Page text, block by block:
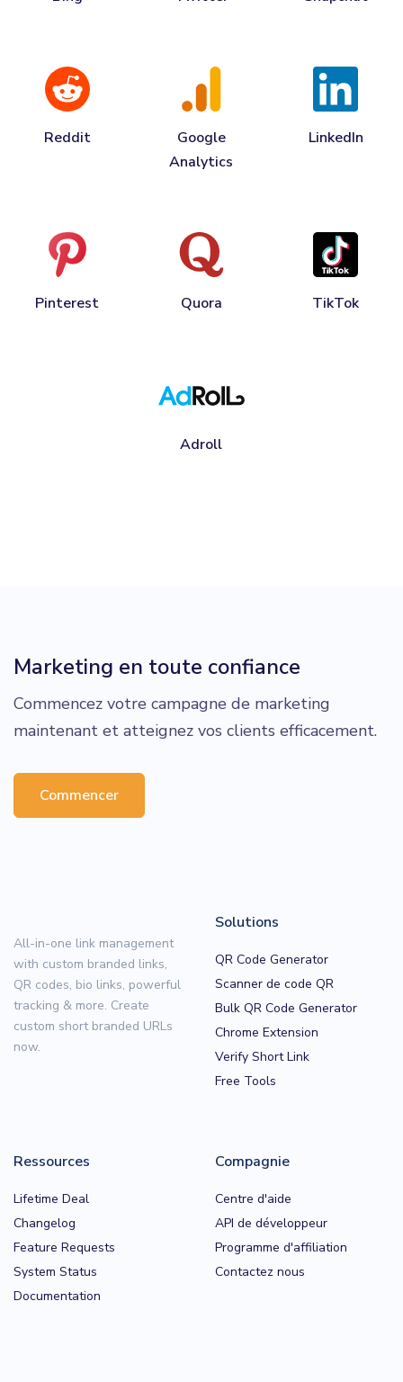
Reddit
Google
Analytics
LinkedIn
Pinterest Quora TikTok
Adroll
Marketing en toute confiance
Commencez votre campagne de marketing
maintenant et atteignez vos clients efficacement.
Commencer
All-in-one link management
with custom branded links,
QR codes, bio links, powerful
tracking & more. Create
custom short branded URLs
now.
Solutions
QR Code Generator
Scanner de code QR
Bulk QR Code Generator
Chrome Extension
Verify Short Link
Free Tools
Ressources
Lifetime Deal
Changelog
Feature Requests
System Status
Documentation
Compagnie
Centre d'aide
API de développeur
Programme d'affiliation
Contactez nous